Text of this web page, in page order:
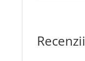
Recenzii